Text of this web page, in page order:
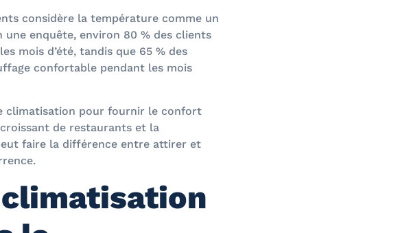
considère la température comme un
enquête, environ 80 % des clients
mois d’été, tandis que 65 % des
confortable pendant les mois
climatisation pour fournir le confort
de restaurants et la
faire la différence entre attirer et